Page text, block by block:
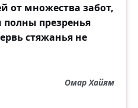
от множества забот,
презренья
стяжанья не
Омар Хайям